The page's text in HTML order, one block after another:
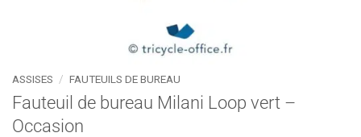
ASSISES / FAUTEUILS DE BUREAU
Fauteuil de bureau Milani Loop vert –
Occasion